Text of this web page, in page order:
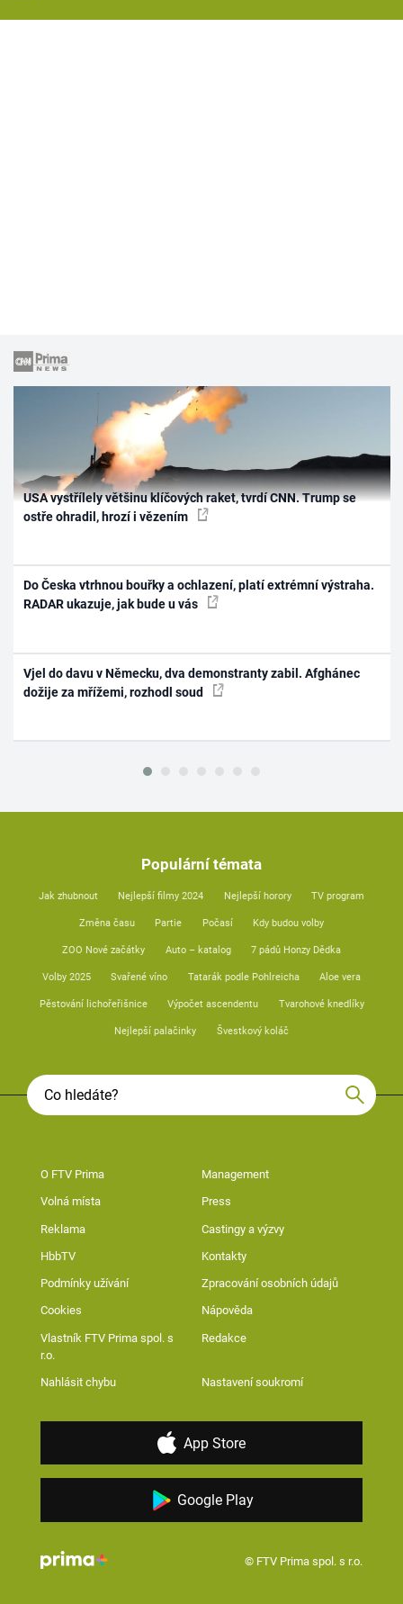
USA vystřílely většinu klíčových raket, tvrdí CNN. Trump se
ostře ohradil, hrozí i vězením
Do Česka vtrhnou bouřky a ochlazení, platí extrémní výstraha.
RADAR ukazuje, jak bude u vás
Vjel do davu v Německu, dva demonstranty zabil. Afghánec
dožije za mřížemi, rozhodl soud
Populární témata
Jak zhubnout Nejlepší filmy 2024 Nejlepší horory TV program
Změna času Partie Počasí Kdy budou volby
ZOO Nové začátky Auto – katalog 7 pádů Honzy Dědka
Volby 2025 Svařené víno Tatarák podle Pohlreicha Aloe vera
Pěstování lichořeřišnice Výpočet ascendentu Tvarohové knedlíky
Nejlepší palačinky Švestkový koláč
O FTV Prima Management
Volná místa Press
Reklama Castingy a výzvy
HbbTV Kontakty
Podmínky užívání Zpracování osobních údajů
Cookies Nápověda
Vlastník FTV Prima spol. s
r.o.
Redakce
Nahlásit chybu Nastavení soukromí
App Store
Google Play
© FTV Prima spol. s r.o.